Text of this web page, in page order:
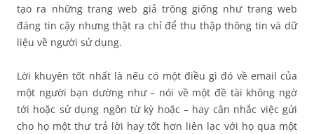
tạo ra những trang web giả trông giống như trang web
đáng tin cậy nhưng thật ra chỉ để thu thập thông tin và dữ
liệu về người sử dụng.
Lời khuyên tốt nhất là nếu có một điều gì đó về email của
một người bạn dường như – nói về một đề tài không ngờ
tới hoặc sử dụng ngôn từ kỳ hoặc – hay cân nhắc việc gửi
cho họ một thư trả lời hay tốt hơn liên lạc với họ qua một